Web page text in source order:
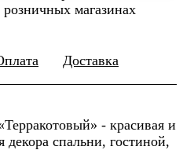
магазинах
Доставка
- красивая и
декора спальни, гостиной,